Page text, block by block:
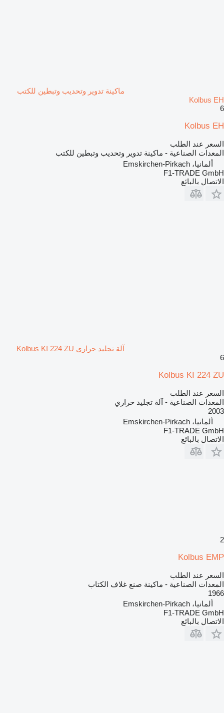
ماكينة تدوير وتحديب وتبطين للكتب
Kolbus EH
6
Kolbus EH
السعر عند الطلب
المعدات الصناعية - ماكينة تدوير وتحديب وتبطين للكتب
ألمانيا، Emskirchen-Pirkach
F1-TRADE GmbH
الاتصال بالبائع
آلة تجليد حراري Kolbus KI 224 ZU
6
Kolbus KI 224 ZU
السعر عند الطلب
المعدات الصناعية - آلة تجليد حراري
2003
ألمانيا، Emskirchen-Pirkach
F1-TRADE GmbH
الاتصال بالبائع
2
Kolbus EMP
السعر عند الطلب
المعدات الصناعية - ماكينة صنع غلاف الكتاب
1966
ألمانيا، Emskirchen-Pirkach
F1-TRADE GmbH
الاتصال بالبائع